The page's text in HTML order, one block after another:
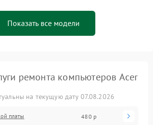
Показать все модели
ремонта компьютеров Acer
на текущую дату 07.08.2026
платы 480 р